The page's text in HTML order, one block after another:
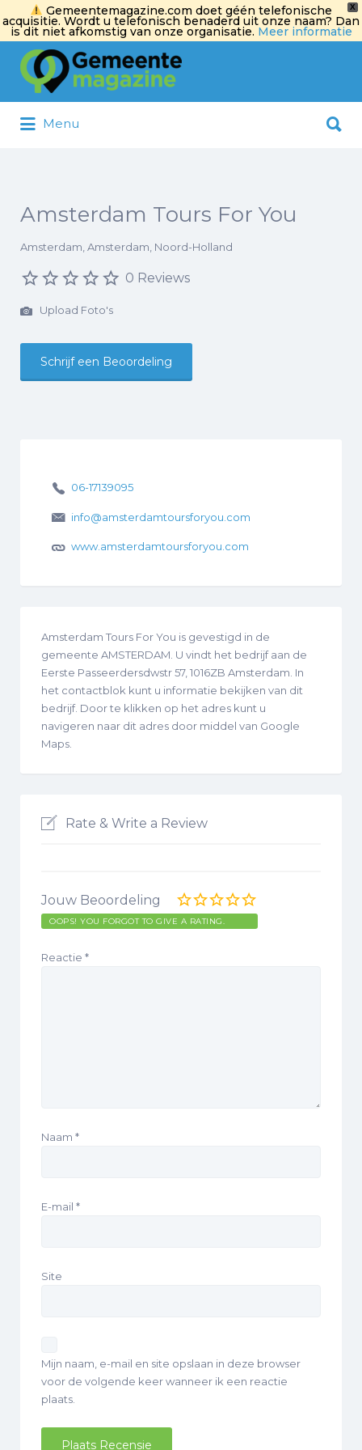
X
Gemeentemagazine.com doet géén telefonische
acquisitie. Wordt u telefonisch benaderd uit onze naam? Dan
is dit niet afkomstig van onze organisatie. Meer informatie
Zoek
naar:
Menu
naar:
Amsterdam Tours For You
Amsterdam, Amsterdam, Noord-Holland
0 Reviews
Upload Foto's
Schrijf een Beoordeling
06-17139095
info@amsterdamtoursforyou.com
www.amsterdamtoursforyou.com
Amsterdam Tours For You is gevestigd in de
gemeente AMSTERDAM. U vindt het bedrijf aan de
Eerste Passeerdersdwstr 57, 1016ZB Amsterdam. In
het contactblok kunt u informatie bekijken van dit
bedrijf. Door te klikken op het adres kunt u
navigeren naar dit adres door middel van Google
Maps.
Rate & Write a Review
Jouw Beoordeling
OOPS! YOU FORGOT TO GIVE A RATING.
Reactie *
Naam *
E-mail *
Site
Mijn naam, e-mail en site opslaan in deze browser
voor de volgende keer wanneer ik een reactie
plaats.